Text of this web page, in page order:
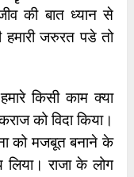
की बात ध्यान से
जरुरत पडे तो
किसी काम क्या
को विदा किया।
को मजबूत बनाने के
लिया। राजा के लोग